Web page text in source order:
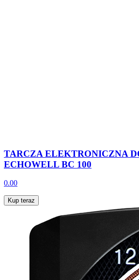
TARCZA ELEKTRONICZNA
ECHOWELL BC 100
0.00
Kup teraz